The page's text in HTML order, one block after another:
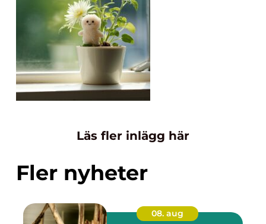
Läs fler inlägg här
Fler nyheter
08. aug